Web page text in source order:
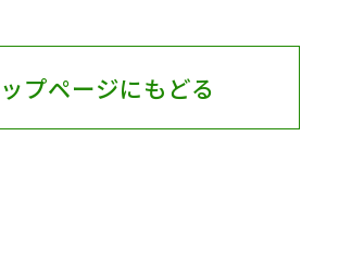
ップページにもどる